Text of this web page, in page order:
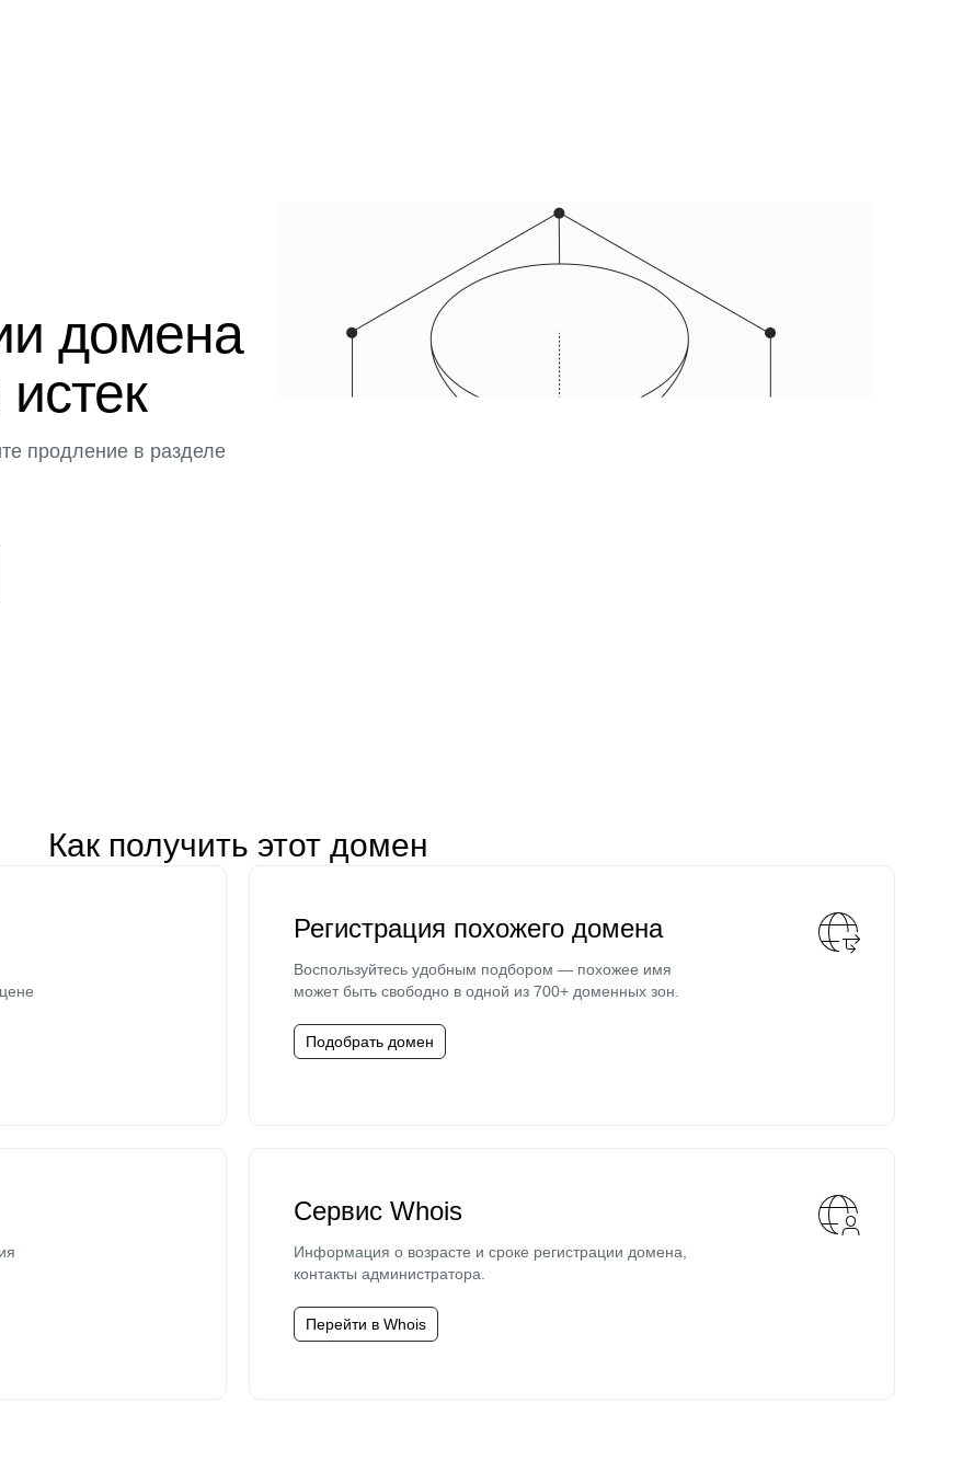
домена
продление в разделе
Как получить этот домен
Регистрация похожего домена
Воспользуйтесь удобным подбором — похожее имя
может быть свободно в одной из 700+ доменных зон.
Подобрать домен
Сервис Whois
Информация о возрасте и сроке регистрации домена,
контакты администратора.
Перейти в Whois